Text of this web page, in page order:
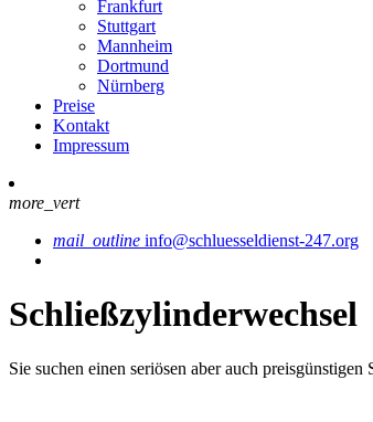
Frankfurt
Stuttgart
Mannheim
Dortmund
Nürnberg
Preise
Kontakt
Impressum
more_vert
mail_outline info@schluesseldienst-247.org
Schließzylinderwechsel
Sie suchen einen seriösen aber auch